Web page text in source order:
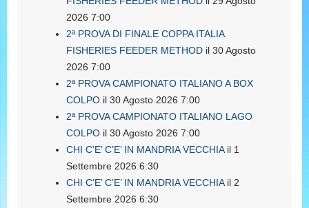
2026 7:00
2ª PROVA DI FINALE COPPA ITALIA
FISHERIES FEEDER METHOD il 30 Agosto
2026 7:00
2ª PROVA CAMPIONATO ITALIANO A BOX
COLPO il 30 Agosto 2026 7:00
2ª PROVA CAMPIONATO ITALIANO LAGO
COLPO il 30 Agosto 2026 7:00
CHI C’E’ C’E’ IN MANDRIA VECCHIAil 1
Settembre 2026 6:30
CHI C’E’ C’E’ IN MANDRIA VECCHIAil 2
Settembre 2026 6:30